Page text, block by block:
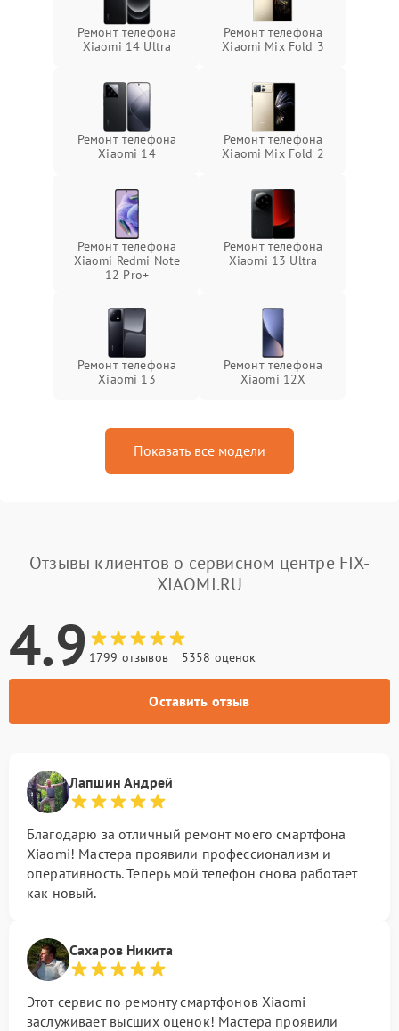
Ремонт телефона
Xiaomi 14 Ultra
Ремонт телефона
Xiaomi Mix Fold 3
Ремонт телефона
Xiaomi 14
Ремонт телефона
Xiaomi Mix Fold 2
Ремонт телефона
Xiaomi Redmi Note
12 Pro+
Ремонт телефона
Xiaomi 13 Ultra
Ремонт телефона
Xiaomi 13
Ремонт телефона
Xiaomi 12X
Показать все модели
Отзывы клиентов о сервисном центре FIX-
XIAOMI.RU
4.9 1799 отзывов 5358 оценок
Оставить отзыв
Лапшин Андрей
Благодарю за отличный ремонт моего смартфона
Xiaomi! Мастера проявили профессионализм и
оперативность. Теперь мой телефон снова работает
как новый.
Сахаров Никита
Этот сервис по ремонту смартфонов Xiaomi
заслуживает высших оценок! Мастера проявили